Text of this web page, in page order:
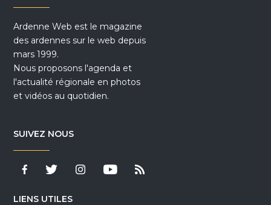
Ardenne Web est le magazine
des ardennes sur le web depuis
mars 1999.
Nous proposons l'agenda et
l'actualité régionale en photos
et vidéos au quotidien.
SUIVEZ NOUS
LIENS UTILES